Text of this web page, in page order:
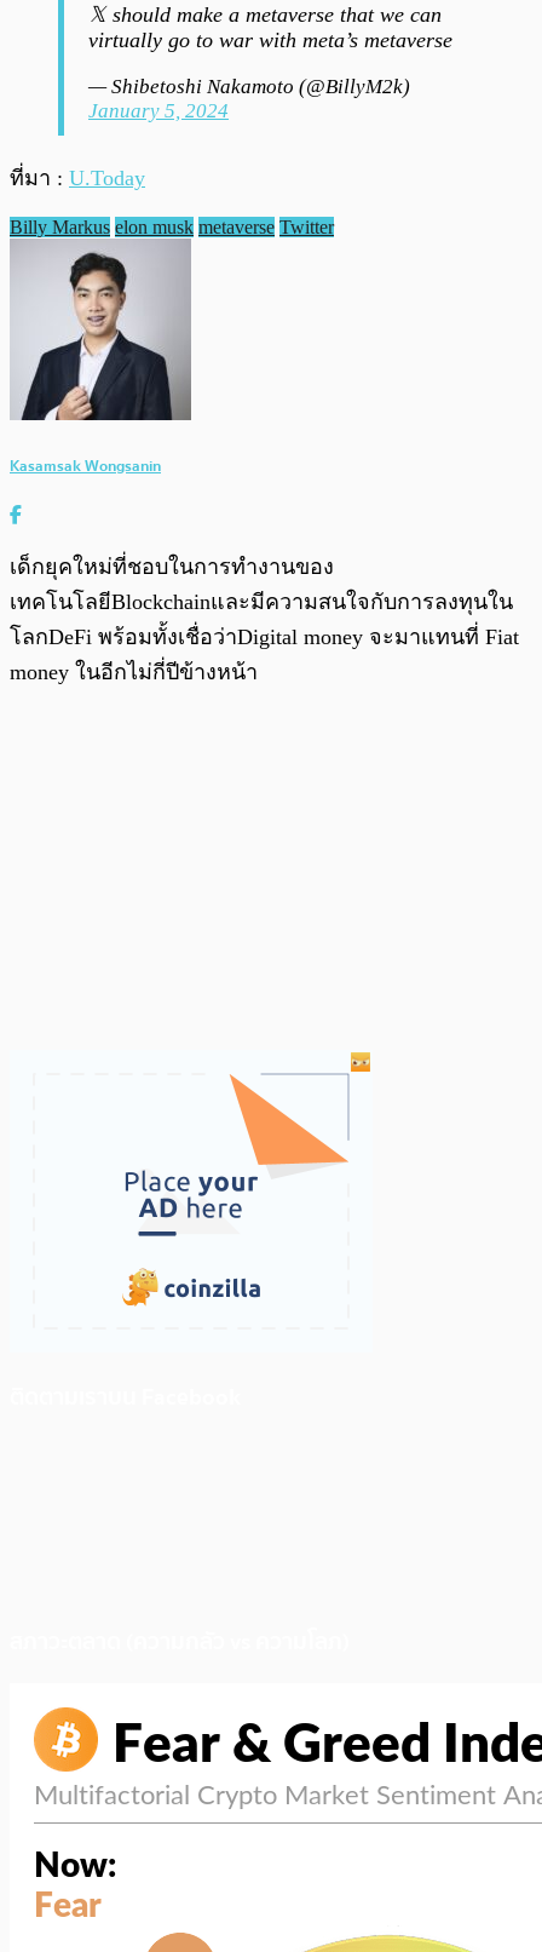
𝕏 should make a metaverse that we can
virtually go to war with meta’s metaverse
— Shibetoshi Nakamoto (@BillyM2k)
January 5, 2024
ที่มา : U.Today
Billy Markus elon musk metaverse Twitter
Kasamsak Wongsanin
เด็กยุคใหม่ที่ชอบในการทำงานของ
เทคโนโลยีBlockchainและมีความสนใจกับการลงทุนใน
โลกDeFi พร้อมทั้งเชื่อว่าDigital money จะมาแทนที่ Fiat
money ในอีกไม่กี่ปีข้างหน้า